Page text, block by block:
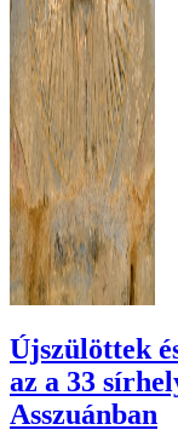
Újszülöttek
az a 33
Asszuánban